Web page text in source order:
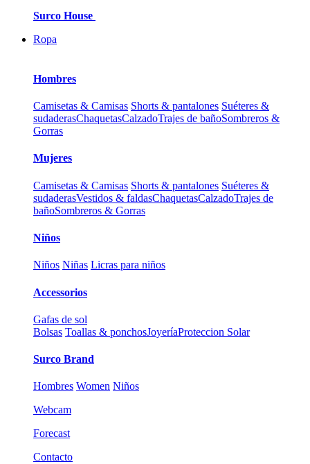
Surco House
Ropa
Hombres
Camisetas & Camisas Shorts & pantalones Suéteres &
sudaderasChaquetasCalzadoTrajes de bañoSombreros &
Gorras
Mujeres
Camisetas & Camisas Shorts & pantalones Suéteres &
sudaderasVestidos & faldasChaquetasCalzadoTrajes de
bañoSombreros & Gorras
Niños
Niños Niñas Licras para niños
Accessorios
Gafas de sol
Bolsas Toallas & ponchosJoyeríaProteccion Solar
Surco Brand
Hombres Women Niños
Webcam
Forecast
Contacto